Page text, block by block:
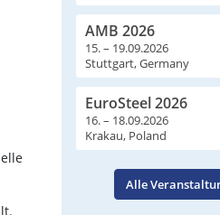
AMB 2026
15. – 19.09.2026
Stuttgart, Germany
EuroSteel 2026
16. – 18.09.2026
Krakau, Poland
Alle